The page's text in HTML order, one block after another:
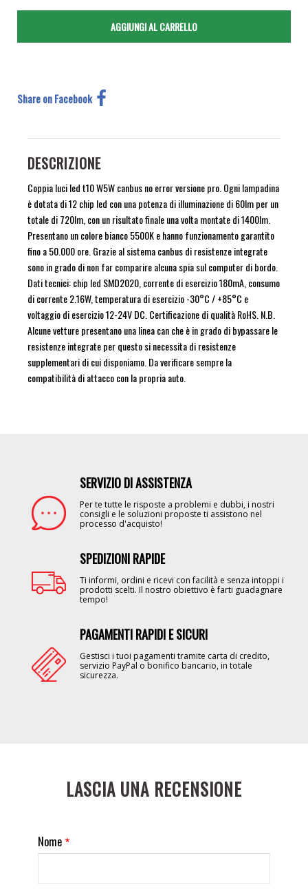
Share on Facebook
DESCRIZIONE
Coppia luci led t10 W5W canbus no error versione pro. Ogni lampadina
è dotata di 12 chip led con una potenza di illuminazione di 60lm per un
totale di 720lm, con un risultato finale una volta montate di 1400lm.
Presentano un colore bianco 5500K e hanno funzionamento garantito
fino a 50.000 ore. Grazie al sistema canbus di resistenze integrate
sono in grado di non far comparire alcuna spia sul computer di bordo.
Dati tecnici: chip led SMD2020, corrente di esercizio 180mA, consumo
di corrente 2.16W, temperatura di esercizio -30°C / +85°C e
voltaggio di esercizio 12-24V DC. Certificazione di qualità RoHS. N.B.
Alcune vetture presentano una linea can che è in grado di bypassare le
resistenze integrate per questo si necessita di resistenze
supplementari di cui disponiamo. Da verificare sempre la
compatibilità di attacco con la propria auto.
SERVIZIO DI ASSISTENZA
Per te tutte le risposte a problemi e dubbi, i nostri
consigli e le soluzioni proposte ti assistono nel
processo d'acquisto!
SPEDIZIONI RAPIDE
Ti informi, ordini e ricevi con facilità e senza intoppi i
prodotti scelti. Il nostro obiettivo è farti guadagnare
tempo!
PAGAMENTI RAPIDI E SICURI
Gestisci i tuoi pagamenti tramite carta di credito,
servizio PayPal o bonifico bancario, in totale
sicurezza.
LASCIA UNA RECENSIONE
Nome